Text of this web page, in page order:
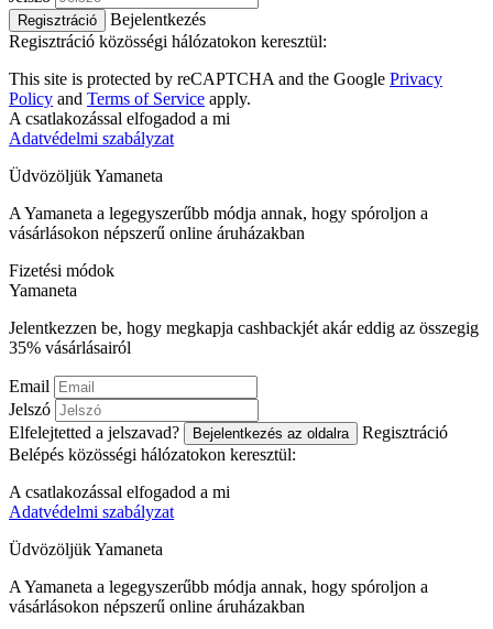
Regisztráció
Bejelentkezés
Regisztráció közösségi hálózatokon keresztül:
This site is protected by reCAPTCHA and the Google Privacy
Policy and Terms of Service apply.
A csatlakozással elfogadod a mi
Adatvédelmi szabályzat
ÜdvözöljükYamaneta
A Yamaneta a legegyszerűbb módja annak, hogy spóroljon a
vásárlásokon népszerű online áruházakban
Fizetési módok
Yamaneta
Jelentkezzen be, hogy megkapja cashbackjét akár eddig az összegig
35% vásárlásairól
Email
Jelszó
Elfelejtetted a jelszavad?
Bejelentkezés az oldalra
Regisztráció
Belépés közösségi hálózatokon keresztül:
A csatlakozással elfogadod a mi
Adatvédelmi szabályzat
ÜdvözöljükYamaneta
A Yamaneta a legegyszerűbb módja annak, hogy spóroljon a
vásárlásokon népszerű online áruházakban